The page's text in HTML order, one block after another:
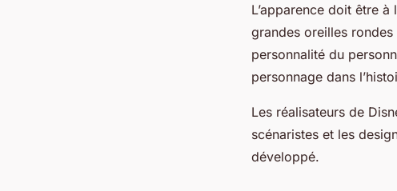
L’apparence doit être
grandes oreilles
personnalité du
personnage dans
Les réalisateurs de
scénaristes et les
développé.